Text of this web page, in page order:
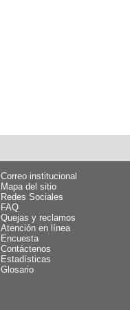
Correo institucional
Mapa del sitio
Redes Sociales
FAQ
Quejas y reclamos
Atención en línea
Encuesta
Contáctenos
Estadísticas
Glosario